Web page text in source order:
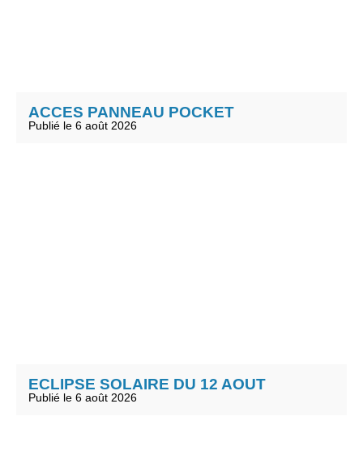
ACCES PANNEAU POCKET
Publié le 6 août 2026
ECLIPSE SOLAIRE DU 12 AOUT
Publié le 6 août 2026